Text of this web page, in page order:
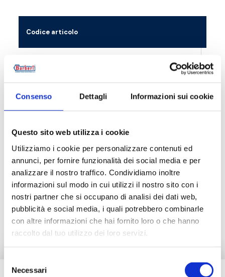
Consenso Dettagli Informazioni sui cookie
Questo sito web utilizza i cookie
Utilizziamo i cookie per personalizzare contenuti ed
annunci, per fornire funzionalità dei social media e per
analizzare il nostro traffico. Condividiamo inoltre
informazioni sul modo in cui utilizzi il nostro sito con i
nostri partner che si occupano di analisi dei dati web,
pubblicità e social media, i quali potrebbero combinarle
con altre informazioni che hai fornito loro o che hanno
raccolto dal tuo utilizzo dei loro servizi.
delNecessari
Codice articolo
P60010N002 G 3/
Documentazione
Prodotti alternativi